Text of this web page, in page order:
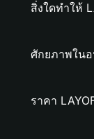
สิ่งใดทำให้
ศักยภาพในอ
ราคา